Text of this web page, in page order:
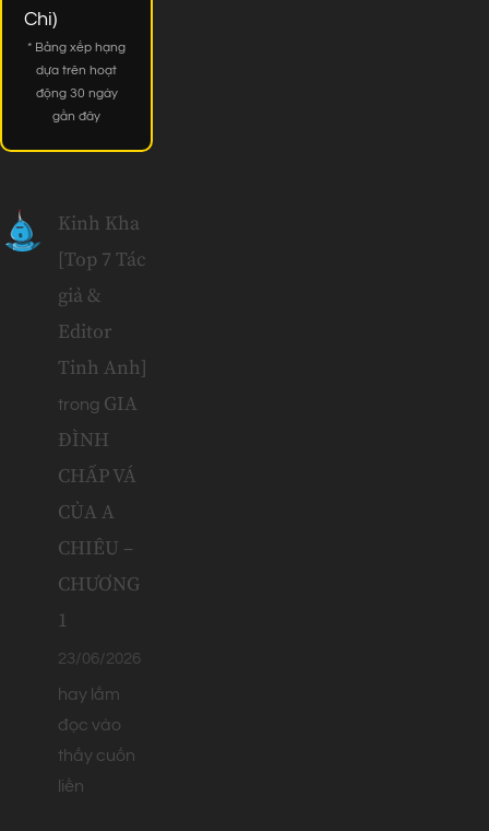
Chi)
* Bảng xếp hạng
dựa trên hoạt
động 30 ngày
gần đây
Kinh Kha
[Top 7 Tác
giả &
Editor
Tinh Anh]
trong GIA
ĐÌNH
CHẤP VÁ
CỦA A
CHIÊU –
CHƯƠNG
1
23/06/2026
hay lắm
đọc vào
thấy cuốn
liền